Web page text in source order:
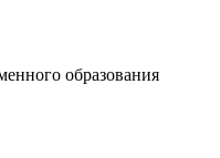
образования